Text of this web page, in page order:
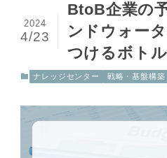
BtoB企業の
ンドウォー
つけるボト
2024
4/23
ナレッジセンター 戦略・基盤構築